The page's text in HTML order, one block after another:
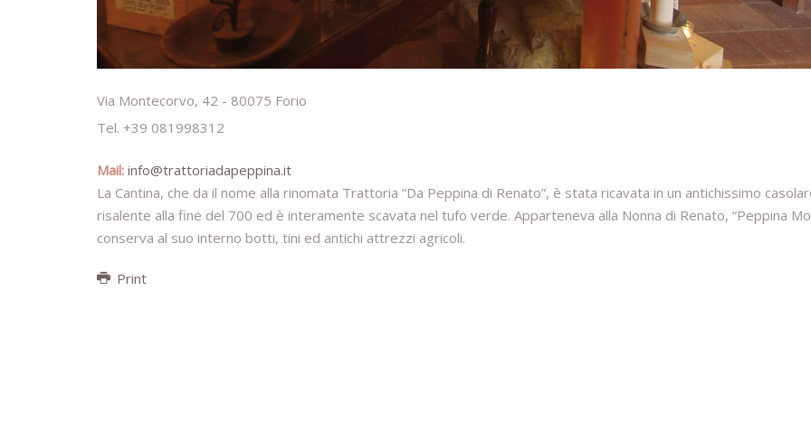
Via Montecorvo, 42 - 80075 Forio
Tel. +39 081998312
Mail: info@trattoriadapeppina.it
La Cantina, che da il nome alla rinomata Trattoria “Da Peppina di Renato”, è stata ricavata in un antichissimo
risalente alla fine del 700 ed è interamente scavata nel tufo verde. Apparteneva alla Nonna di Renato, “Peppina
conserva al suo interno botti, tini ed antichi attrezzi agricoli.
Print